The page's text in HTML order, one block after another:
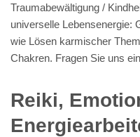
Traumabewältigung /
universelle Lebensenergie:
wie Lösen karmischer
Chakren. Fragen Sie uns
Reiki,